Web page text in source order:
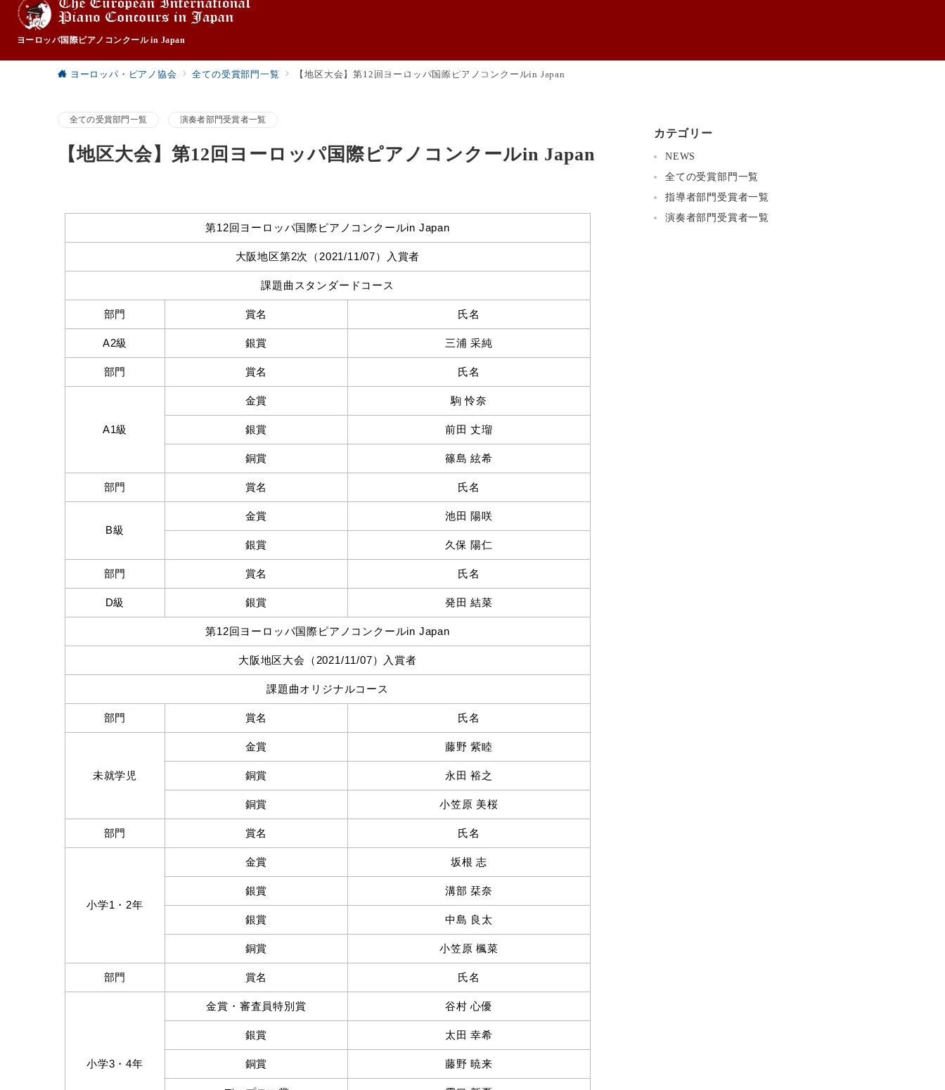
ヨーロッパ国際ピアノコンクール in Japan
Home
ホーム
Greeting
ご挨拶
Competition
コンクール概要
Record
過去の受賞一覧
ヨーロッパ・ピアノ協会 全ての受賞部門一覧 【地区大会】第12回ヨーロッパ国際ピアノコンクールin Japan
全ての受賞部門一覧 演奏者部門受賞者一覧
【地区大会】第12回ヨーロッパ国際ピアノコンクールin Japan
第12回ヨーロッパ国際ピアノコンクールin Japan
大阪地区第2次（2021/11/07）入賞者
課題曲スタンダードコース
部門 賞名 氏名
A2級 銀賞 三浦 采純
部門 賞名 氏名
A1級
金賞 駒 怜奈
銀賞 前田 丈瑠
銅賞 篠島 絃希
部門 賞名 氏名
B級
金賞 池田 陽咲
銀賞 久保 陽仁
部門 賞名 氏名
D級 銀賞 発田 結菜
第12回ヨーロッパ国際ピアノコンクールin Japan
大阪地区大会（2021/11/07）入賞者
課題曲オリジナルコース
部門 賞名 氏名
未就学児
金賞 藤野 紫睦
銅賞 永田 裕之
銅賞 小笠原 美桜
部門 賞名 氏名
小学1・2年
金賞 坂根 志
銀賞 溝部 栞奈
銀賞 中島 良太
銅賞 小笠原 楓菜
部門 賞名 氏名
小学3・4年
金賞・審査員特別賞 谷村 心優
銀賞 太田 幸希
銅賞 藤野 暁来
カテゴリー
NEWS
全ての受賞部門一覧
指導者部門受賞者一覧
演奏者部門受賞者一覧